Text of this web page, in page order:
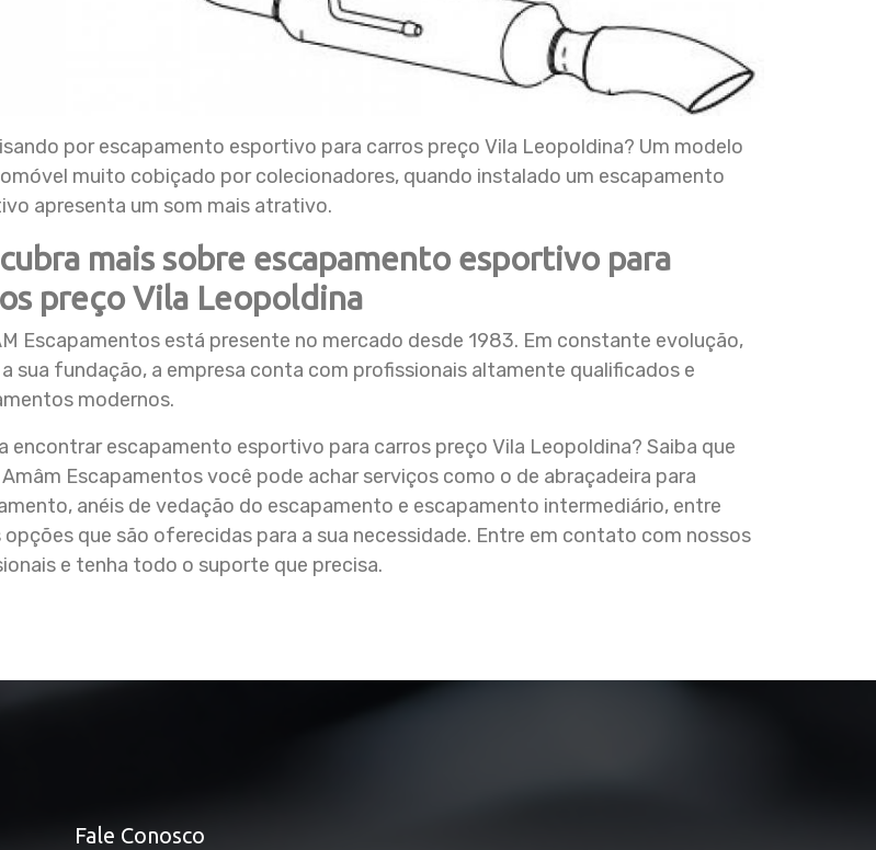
por escapamento esportivo para carros preço Vila Leopoldina? Um modelo
muito cobiçado por colecionadores, quando instalado um escapamento
apresenta um som mais atrativo.
mais sobre escapamento esportivo para
preço Vila Leopoldina
Escapamentos está presente no mercado desde 1983. Em constante evolução,
sua fundação, a empresa conta com profissionais altamente qualificados e
modernos.
encontrar escapamento esportivo para carros preço Vila Leopoldina? Saiba que
Escapamentos você pode achar serviços como o de abraçadeira para
anéis de vedação do escapamento e escapamento intermediário, entre
que são oferecidas para a sua necessidade. Entre em contato com nossos
e tenha todo o suporte que precisa.
Fale Conosco